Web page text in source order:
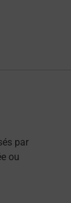
par
ou